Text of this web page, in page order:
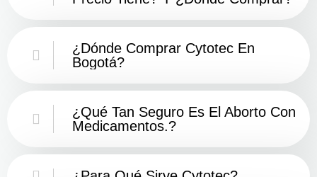
¿Dónde Comprar Cytotec En
Bogotá?
¿Qué Tan Seguro Es El Aborto Con
Medicamentos.?